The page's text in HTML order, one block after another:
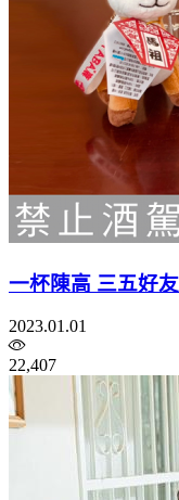
一杯陳高 三五好
2023.01.01
22,407